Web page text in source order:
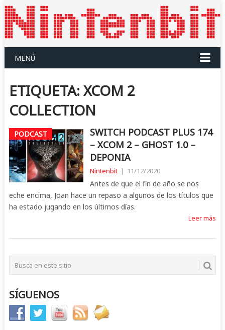
MENÚ
ETIQUETA:XCOM 2
COLLECTION
PODCAST
SWITCH PODCAST PLUS 174
– XCOM 2 – GHOST 1.0 –
DEPONIA
Nintenbit | 11/12/2020
Antes de que el fin de año se nos
eche encima, Joan hace un repaso a algunos de los títulos que
ha estado jugando en los últimos días.
Leer más
SÍGUENOS